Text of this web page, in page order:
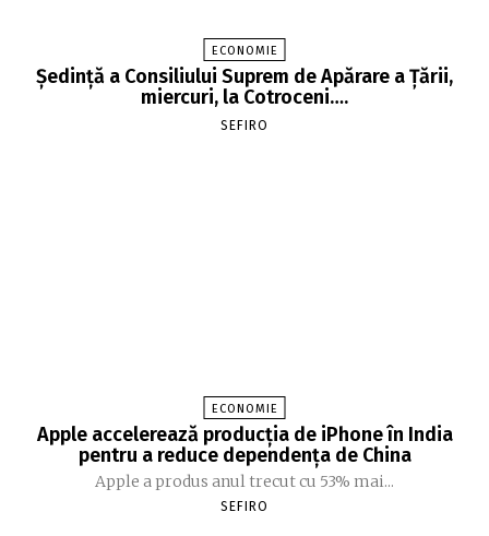
ECONOMIE
Şedinţă a Consiliului Suprem de Apărare a Ţării,
miercuri, la Cotroceni….
SEFIRO
ECONOMIE
Apple accelerează producția de iPhone în India
pentru a reduce dependența de China
Apple a produs anul trecut cu 53% mai...
SEFIRO